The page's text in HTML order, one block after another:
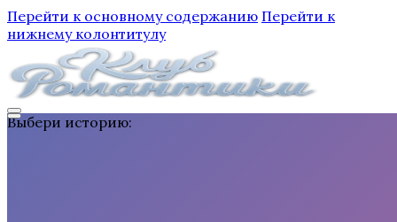
Перейти к основному содержанию Перейти к
нижнему колонтитулу
Выбери историю: